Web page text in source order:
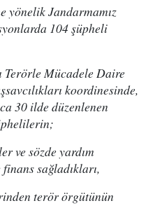
yönelik Jandarmamız
104 şüpheli
Terörle Mücadele Daire
koordinesinde,
30 ilde düzenlenen
ve sözde yardım
sağladıkları,
terör örgütünün